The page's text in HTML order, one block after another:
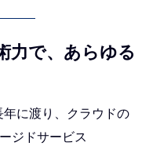
力で、あらゆる
に渡り、クラウドの
ジドサービス